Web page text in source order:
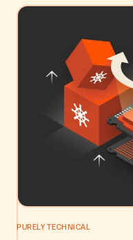
PURELY TECHNICAL